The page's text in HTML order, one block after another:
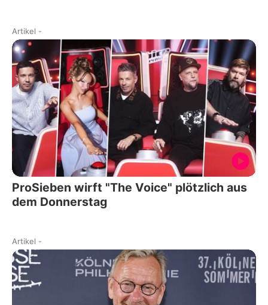
Artikel -
ProSieben wirft "The Voice" plötzlich aus
dem Donnerstag
Artikel -